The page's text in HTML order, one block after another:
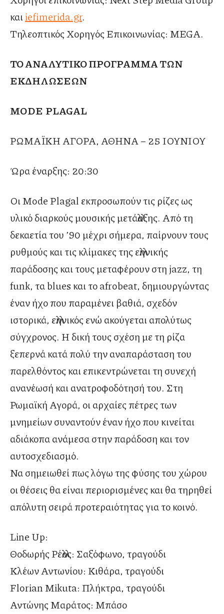
καιiefimerida.gr.
Τηλεοπτικός Χορηγός Επικοινωνίας: MEGA.
ΤΟ ΑΝΑΛΥΤΙΚΟ ΠΡΟΓΡΑΜΜΑ ΤΩΝ
ΕΚΔΗΛΩΣΕΩΝ
MODE PLAGAL
ΡΩΜΑΪΚΗ ΑΓΟΡΑ, ΑΘΗΝΑ – 25 ΙΟΥΝΙΟΥ
Ώρα έναρξης: 20:30
Οι Mode Plagal εκπροσωπούν τις ρίζες ως
υλικό διαρκούς μουσικής μετάλλαξης. Από τη
δεκαετία του ’90 μέχρι σήμερα, παίρνουν τους
ρυθμούς και τις κλίμακες της ελληνικής
παράδοσης και τους μεταφέρουν στη jazz, τη
funk, τα blues και το afrobeat, δημιουργώντας
έναν ήχο που παραμένει βαθιά, σχεδόν
ιστορικά, ελληνικός ενώ ακούγεται απολύτως
σύγχρονος. Η δική τους σχέση με τη ρίζα
ξεπερνά κατά πολύ την αναπαράσταση του
παρελθόντος και επικεντρώνεται τη συνεχή
ανανέωσή και ανατροφοδότησή του. Στη
Ρωμαϊκή Αγορά, οι αρχαίες πέτρες των
μνημείων συναντούν έναν ήχο που κινείται
αδιάκοπα ανάμεσα στην παράδοση και τον
αυτοσχεδιασμό.
Να σημειωθεί πως λόγω της φύσης του χώρου
οι θέσεις θα είναι περιορισμένες και θα τηρηθεί
απόλυτη σειρά προτεραιότητας για το κοινό.
Line Up:
Θοδωρής Ρέλλος: Σαξόφωνο, τραγούδι
Κλέων Αντωνίου: Κιθάρα, τραγούδι
Florian Mikuta: Πλήκτρα, τραγούδι
Αντώνης Μαράτος: Μπάσο